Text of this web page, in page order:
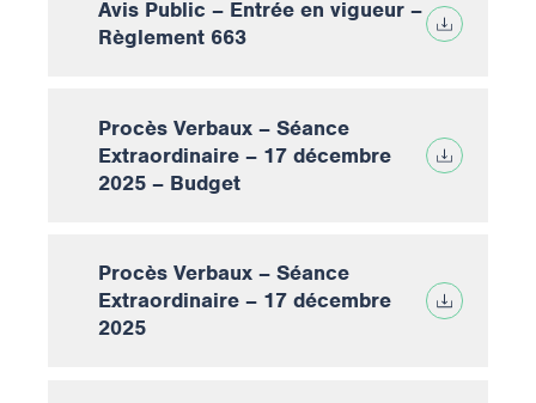
Avis Public – Entrée en vigueur –
Règlement 663
Procès Verbaux – Séance
Extraordinaire – 17 décembre
2025 – Budget
Procès Verbaux – Séance
Extraordinaire – 17 décembre
2025